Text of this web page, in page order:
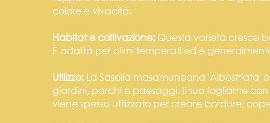
colore e vivacità.
Habitat e coltivazione: Questa varietà cresce
È adatta per climi temperati ed è
Utilizzo: La Sasella masamuneana
giardini, parchi e paesaggi. Il suo fogliame
viene spesso utilizzato per creare bordure,